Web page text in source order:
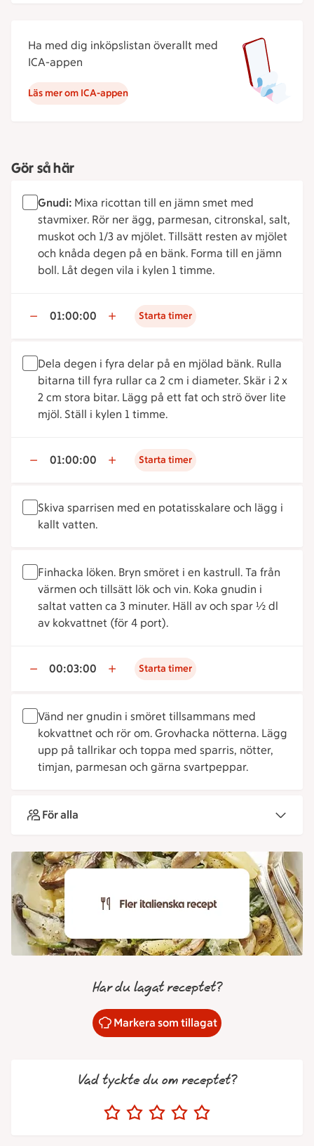
Ha med dig inköpslistan överallt med
ICA-appen
Läs mer om ICA-appen
Gör så här
Gnudi: Mixa ricottan till en jämn smet med
stavmixer. Rör ner ägg, parmesan, citronskal, salt,
muskot och 1/3 av mjölet. Tillsätt resten av mjölet
och knåda degen på en bänk. Forma till en jämn
boll. Låt degen vila i kylen 1 timme.
01:00:00 Starta timer
Dela degen i fyra delar på en mjölad bänk. Rulla
bitarna till fyra rullar ca 2 cm i diameter. Skär i 2 x
2 cm stora bitar. Lägg på ett fat och strö över lite
mjöl. Ställ i kylen 1 timme.
01:00:00 Starta timer
Skiva sparrisen med en potatisskalare och lägg i
kallt vatten.
Finhacka löken. Bryn smöret i en kastrull. Ta från
värmen och tillsätt lök och vin. Koka gnudin i
saltat vatten ca 3 minuter. Häll av och spar ½ dl
av kokvattnet (för 4 port).
00:03:00 Starta timer
Vänd ner gnudin i smöret tillsammans med
kokvattnet och rör om. Grovhacka nötterna. Lägg
upp på tallrikar och toppa med sparris, nötter,
timjan, parmesan och gärna svartpeppar.
För alla
Har du lagat receptet?
Markera som tillagat
Vad tyckte du om receptet?